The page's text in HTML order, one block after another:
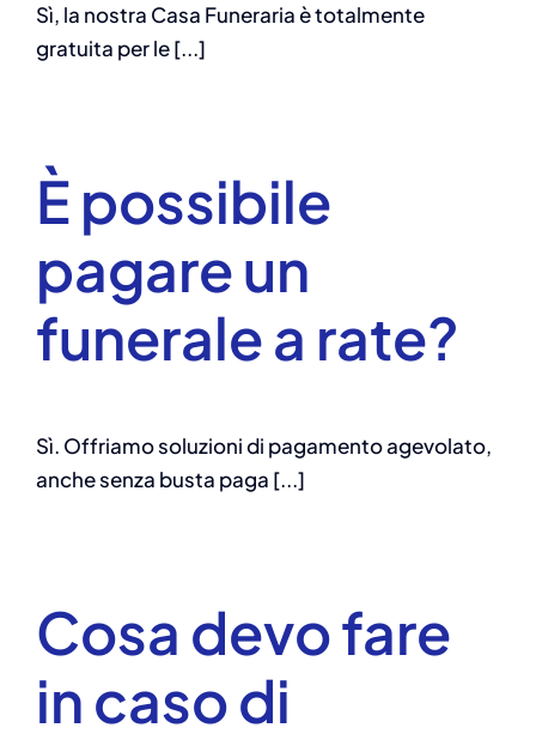
Sì, la nostra Casa Funeraria è totalmente
gratuita per le [...]
È possibile
pagare un
funerale a rate?
Sì. Offriamo soluzioni di pagamento agevolato,
anche senza busta paga [...]
Cosa devo fare
in caso di